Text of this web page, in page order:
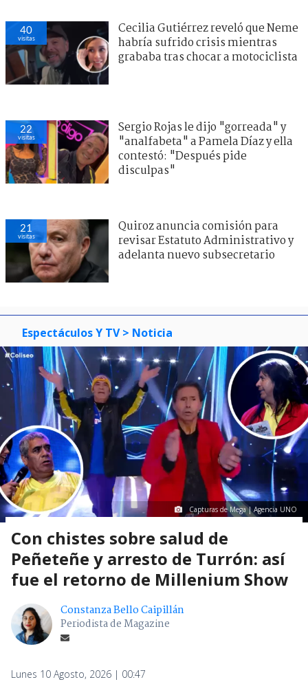
40
visitas
Cecilia Gutiérrez reveló que Neme
habría sufrido crisis mientras
grababa tras chocar a motociclista
22
visitas
Sergio Rojas le dijo "gorreada" y
"analfabeta" a Pamela Díaz y ella
contestó: "Después pide
disculpas"
21
visitas
Quiroz anuncia comisión para
revisar Estatuto Administrativo y
adelanta nuevo subsecretario
Espectáculos Y TV > Noticia
Capturas de Mega | Agencia UNO
Con chistes sobre salud de
Peñeteñe y arresto de Turrón: así
fue el retorno de Millenium Show
Constanza Bello Caipillán
Periodista de Magazine
Lunes 10 Agosto, 2026 | 00:47